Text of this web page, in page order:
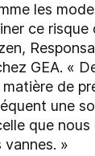
les
ce risque
GEA. «
de
une
que
vannes. »